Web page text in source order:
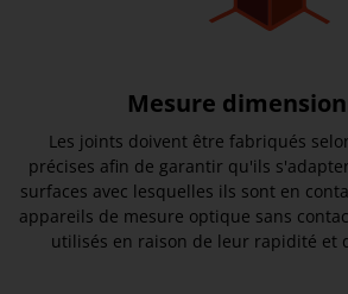
Mesure
Les joints doivent être fabriqués
précises afin de garantir qu'ils
surfaces avec lesquelles ils sont en
appareils de mesure optique sans
utilisés en raison de leur rapidité et